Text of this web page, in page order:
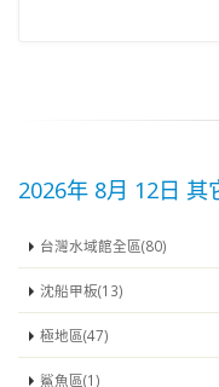
2026年 8月 12日 其
台灣水域館全區(80)
沈船甲板(13)
極地區(47)
鯊魚區(1)